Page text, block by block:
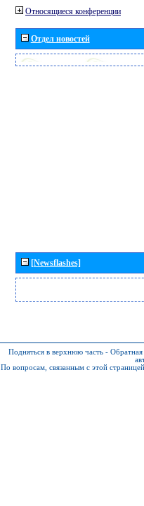
Относящиеся конференции
Отдел новостей
[Newsflashes]
Подняться в верхнюю часть - Обратная
По вопросам, связанным с этой